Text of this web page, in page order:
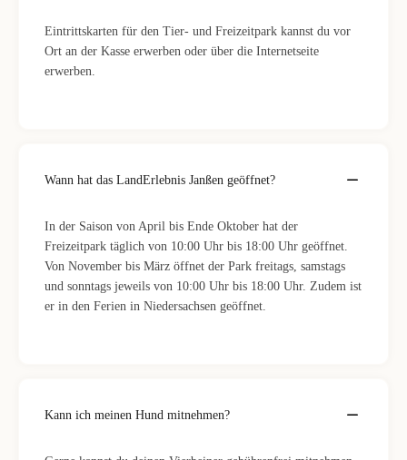
Eintrittskarten für den Tier- und Freizeitpark kannst du vor
Ort an der Kasse erwerben oder über die Internetseite
erwerben.
Wann hat das LandErlebnis Janßen geöffnet?
In der Saison von April bis Ende Oktober hat der
Freizeitpark täglich von 10:00 Uhr bis 18:00 Uhr geöffnet.
Von November bis März öffnet der Park freitags, samstags
und sonntags jeweils von 10:00 Uhr bis 18:00 Uhr. Zudem ist
er in den Ferien in Niedersachsen geöffnet.
Kann ich meinen Hund mitnehmen?